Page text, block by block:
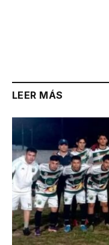
LEER MÁS